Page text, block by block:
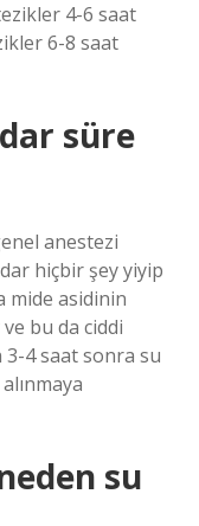
4-6 saat
6-8 saat
süre
anestezi
hiçbir şey yiyip
mide asidinin
bu da ciddi
4 saat sonra su
su